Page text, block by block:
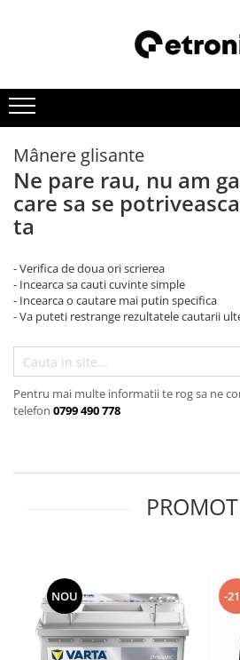
Mânere glisante
Ne pare rau, nu am
care sa se
ta
- Verifica de doua ori scrierea
- Incearca sa cauti cuvinte simple
- Incearca o cautare mai putin specifica
- Va puteti restrange rezultatele cautarii
Pentru mai multe informatii te rog sa ne
telefon 0799 490 778
NOU -